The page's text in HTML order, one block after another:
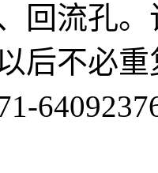
回流孔
后不必